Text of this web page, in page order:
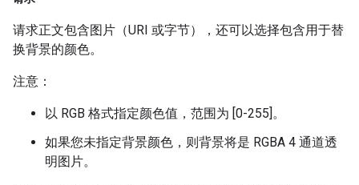
请求正文包含图片（URI 或字节），还可以选择包含用于替
换背景的颜色。
注意：
以 RGB 格式指定颜色值，范围为 [0-255]。
如果您未指定背景颜色，则背景将是 RGBA 4 通道透
明图片。